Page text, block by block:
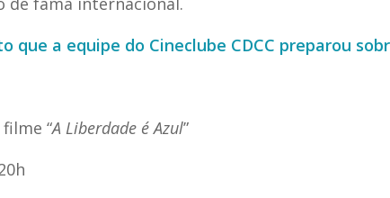
que a equipe do Cineclube CDCC preparou
“A Liberdade é Azul”